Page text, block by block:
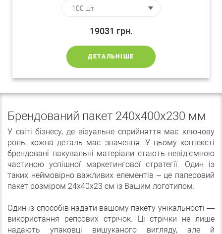
19031 грн.
ДЕТАЛЬНІШЕ
Брендований пакет 240х400х230 мм
У світі бізнесу, де візуальне сприйняття має ключову
роль, кожна деталь має значення. У цьому контексті
брендовані пакувальні матеріали стають невід'ємною
частиною успішної маркетингової стратегії. Один із
таких неймовірно важливих елементів – це паперовий
пакет розміром 24х40х23 см із Вашим логотипом.
Один із способів надати вашому пакету унікальності —
використання репсових стрічок. Ці стрічки не лише
надають упаковці вишуканого вигляду, але й